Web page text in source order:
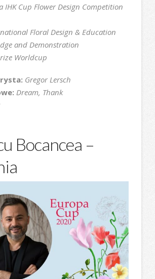
IHK Cup Flower Design Competition
Floral Design & Education
and Demonstration
Worldcup
Gregor Lersch
Dream, Thank
Bocancea –